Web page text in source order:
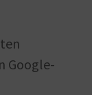
Google-